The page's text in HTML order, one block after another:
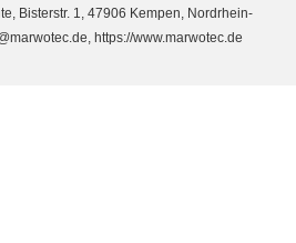
Bisterstr. 1, 47906 Kempen, Nordrhein-
https://www.marwotec.de